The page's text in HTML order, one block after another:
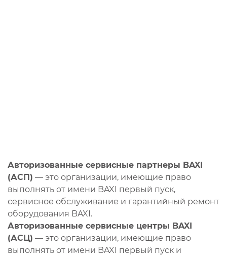
Авторизованные сервисные партнеры BAXI
(АСП) — это организации, имеющие право
выполнять от имени BAXI первый пуск,
сервисное обслуживание и гарантийный ремонт
оборудования BAXI.
Авторизованные сервисные центры BAXI
(АСЦ) — это организации, имеющие право
выполнять от имени BAXI первый пуск и